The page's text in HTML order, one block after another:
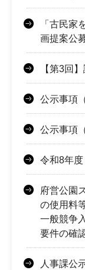
「古民家
画提案公
【第3回
公示事項
公示事項
令和8年
府営公園
の使用料
一般競争
要件の確
人事課公